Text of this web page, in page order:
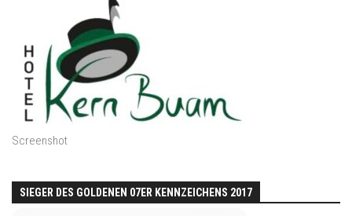
Screenshot
SIEGER DES GOLDENEN 07ER KENNZEICHENS 2017